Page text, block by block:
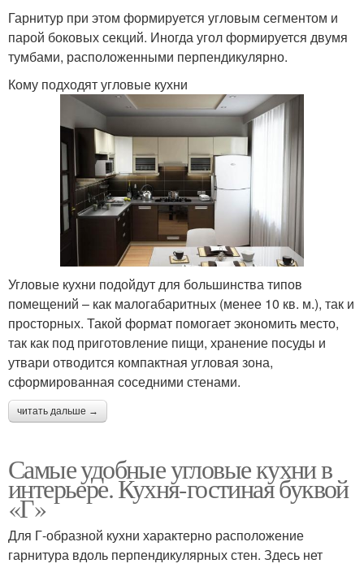
Гарнитур при этом формируется угловым сегментом и
парой боковых секций. Иногда угол формируется двумя
тумбами, расположенными перпендикулярно.
Кому подходят угловые кухни
Угловые кухни подойдут для большинства типов
помещений – как малогабаритных (менее 10 кв. м.), так и
просторных. Такой формат помогает экономить место,
так как под приготовление пищи, хранение посуды и
утвари отводится компактная угловая зона,
сформированная соседними стенами.
читать дальше →
Самые удобные угловые кухни в
интерьере. Кухня-гостиная буквой
«Г»
Для Г-образной кухни характерно расположение
гарнитура вдоль перпендикулярных стен. Здесь нет